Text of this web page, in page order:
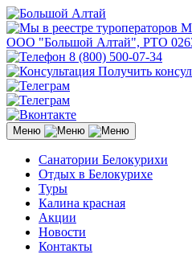
ООО "Большой Алтай", РТО
8 (800) 500-07-34
Получить
Меню
Санатории Белокурихи
Отдых в Белокурихе
Туры
Калина красная
Акции
Новости
Контакты